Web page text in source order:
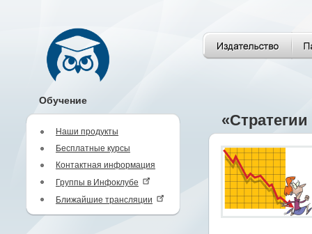
Обучение
Наши продукты
Бесплатные курсы
Контактная информация
Группы в Инфоклубе
Ближайшие трансляции